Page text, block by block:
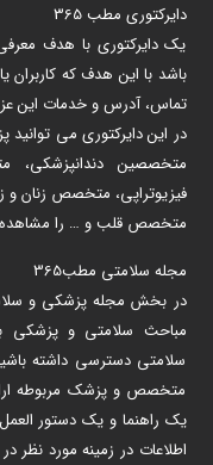
دایرکتوری مطب 365
یک دایرکتوری با هدف
باشد با این هدف که کاربران
تماس، آدرس و خدمات این
در این دایرکتوری می توانید
متخصصین دندانپزشکی،
فیزیوتراپی، متخصص زنان و
متخصص قلب و … را مشاهده
مجله سلامتی مطب365
مباحث سلامتی و پزشکی
سلامتی دسترسی داشته
متخصص و پزشک مربوطه
یک راهنما و یک دستور
اطلاعات در زمینه مورد نظر